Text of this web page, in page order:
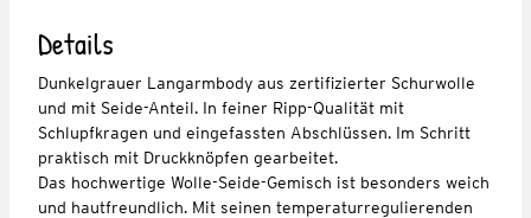
Details
Dunkelgrauer Langarmbody aus zertifizierter Schurwolle
und mit Seide-Anteil. In feiner Ripp-Qualität mit
Schlupfkragen und eingefassten Abschlüssen. Im Schritt
praktisch mit Druckknöpfen gearbeitet.
Das hochwertige Wolle-Seide-Gemisch ist besonders weich
und hautfreundlich. Mit seinen temperaturregulierenden